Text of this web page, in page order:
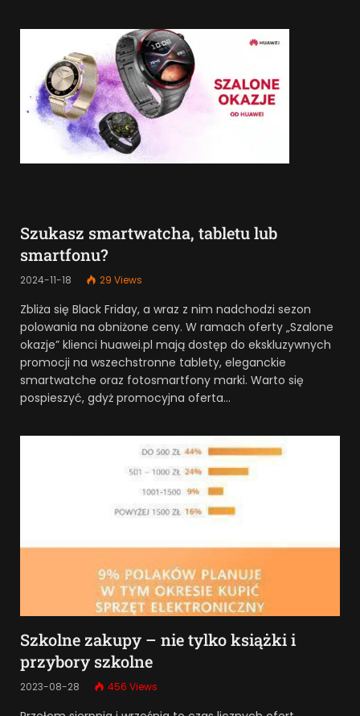
Szukasz smartwatcha, tabletu lub
smartfonu?
2024-11-18 29 Views
Zbliża się Black Friday, a wraz z nim nadchodzi sezon
polowania na obniżone ceny. W ramach oferty „Szalone
okazje” klienci huawei.pl mają dostęp do ekskluzywnych
promocji na wszechstronne tablety, eleganckie
smartwatche oraz fotosmartfony marki. Warto się
pospieszyć, gdyż promocyjna oferta…
Szkolne zakupy – nie tylko książki i
przybory szkolne
2023-08-28 456 Views